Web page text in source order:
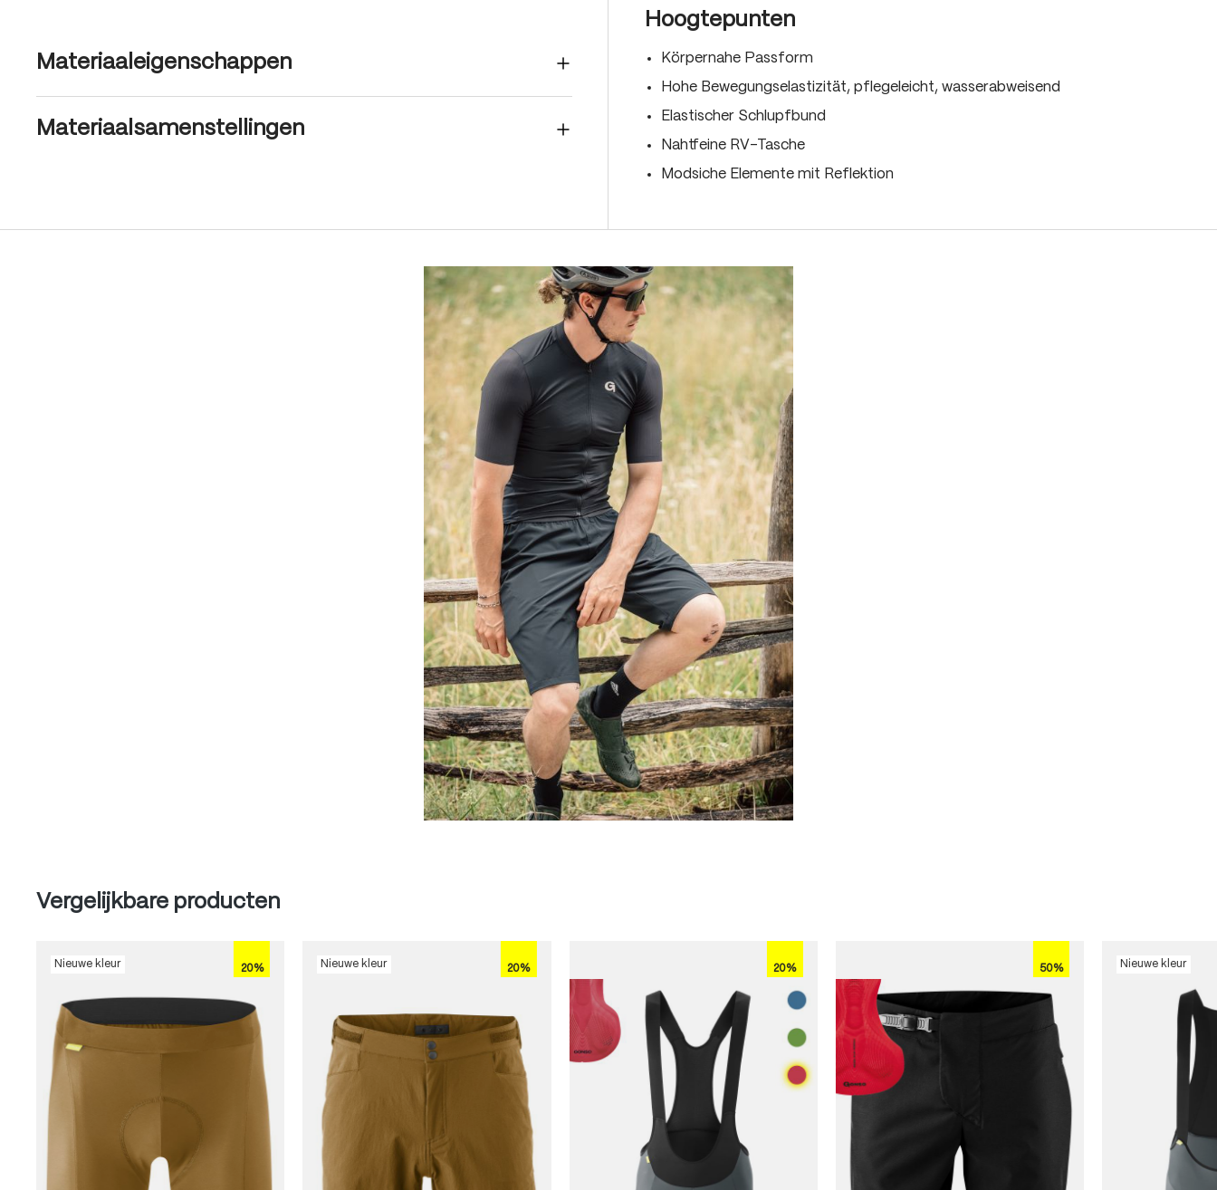
Materiaaleigenschappen
Materiaalsamenstellingen
Hoogtepunten
Körpernahe Passform
Hohe Bewegungselastizität, pflegeleicht, wasserabweisend
Elastischer Schlupfbund
Nahtfeine RV-Tasche
Modsiche Elemente mit Reflektion
Produktgalerie überspringen
Vergelijkbare producten
20%
Nieuwe kleur 20%
Nieuwe kleur 20% 50% Nieuwe kleur